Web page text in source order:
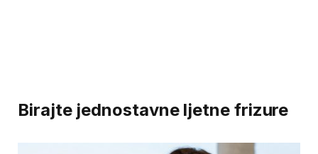
Birajte jednostavne ljetne frizure